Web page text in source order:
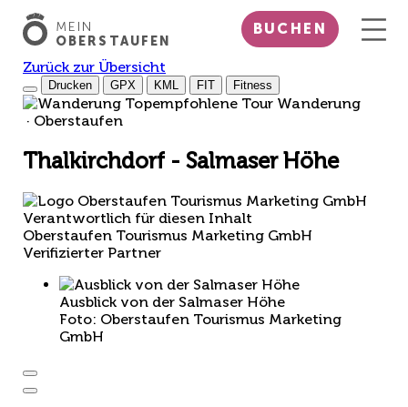
MEIN
OBERSTAUFEN
BUCHEN
Zurück zur Übersicht
Drucken GPX KML FIT Fitness
Topempfohlene Tour Wanderung
· Oberstaufen
Thalkirchdorf - Salmaser Höhe
Verantwortlich für diesen Inhalt
Oberstaufen Tourismus Marketing GmbH
Verifizierter Partner
Ausblick von der Salmaser Höhe
Foto: Oberstaufen Tourismus Marketing
GmbH